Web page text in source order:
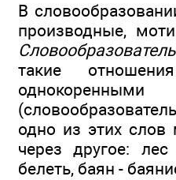
В
производные,
такие
одно из этих слов
через другое:
белеть, баян -